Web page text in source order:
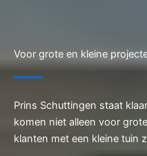
Voor grote en kleine
Prins Schuttingen staat
komen niet alleen voor
klanten met een kleine tuin